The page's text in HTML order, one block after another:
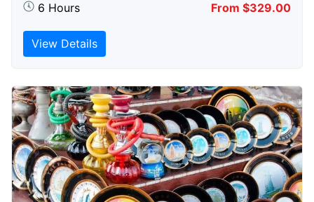
6 Hours From $329.00
View Details